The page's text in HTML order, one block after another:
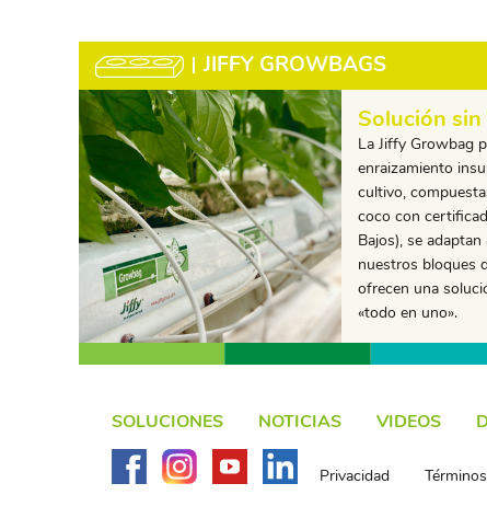
JIFFY GROWBAGS
Solución
La Jiffy Growbag
enraizamiento
cultivo,
coco con
Bajos), se
nuestros bloques
ofrecen una
«todo en uno».
SOLUCIONES NOTICIAS VIDEOS
Privacidad